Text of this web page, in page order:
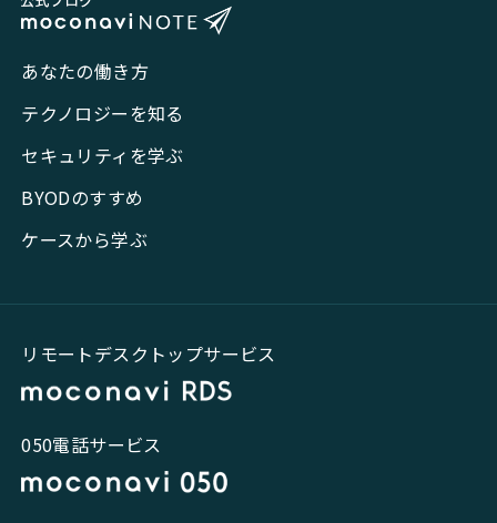
あなたの働き方
テクノロジーを知る
セキュリティを学ぶ
BYODのすすめ
ケースから学ぶ
リモートデスクトップサービス
050電話サービス